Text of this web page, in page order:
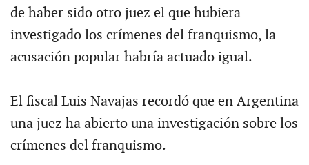
de haber sido otro juez el que hubiera
investigado los crímenes del franquismo, la
acusación popular habría actuado igual.
El fiscal Luis Navajas recordó que en Argentina
una juez ha abierto una investigación sobre los
crímenes del franquismo.